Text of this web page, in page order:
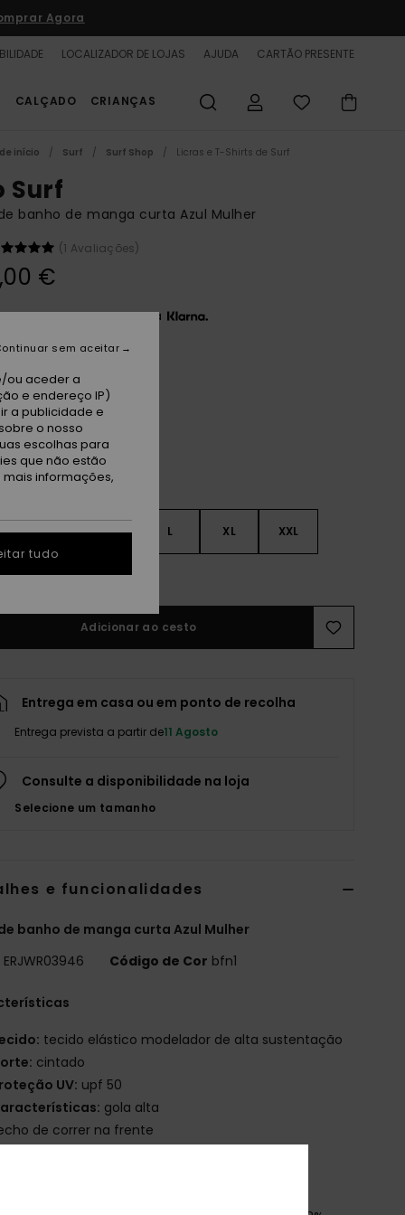
Agora
LOCALIZADOR DE LOJAS AJUDA CARTÃO PRESENTE
CALÇADO CRIANÇAS
início Surf Surf Shop Licras e T-Shirts de Surf
Surf
banho de manga curta Azul Mulher
(1 Avaliações)
€
x 33,33 € sem juros com a
Fuzzy Stripe S
S M L XL XXL
guia de tamanhos
Adicionar ao cesto
Entrega em casa ou em ponto de recolha
Entrega prevista a partir de11 Agosto
Consulte a disponibilidade na loja
Selecione um tamanho
e funcionalidades
banho de manga curta Azul Mulher
ERJWR03946 Código de Cor bfn1
tecido elástico modelador de alta sustentação
cintado
UV: upf 50
gola alta
de correr na frente
ou aceder a
e endereço IP)
a publicidade e
o nosso
escolhas para
que não estão
informações,
sem aceitar
tudo